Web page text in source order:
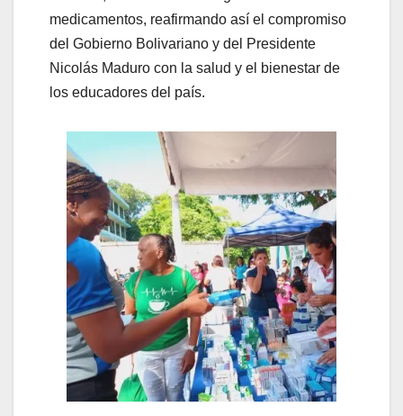
medicamentos, reafirmando así el compromiso
del Gobierno Bolivariano y del Presidente
Nicolás Maduro con la salud y el bienestar de
los educadores del país.